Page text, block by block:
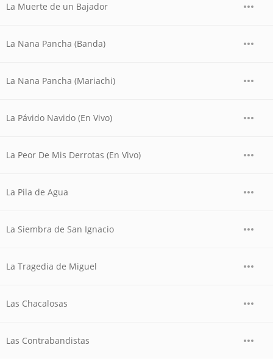
La Muerte de un Bajador
La Nana Pancha (Banda)
La Nana Pancha (Mariachi)
La Pávido Navido (En Vivo)
La Peor De Mis Derrotas (En Vivo)
La Pila de Agua
La Siembra de San Ignacio
La Tragedia de Miguel
Las Chacalosas
Las Contrabandistas